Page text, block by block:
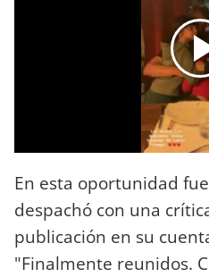
En esta oportunidad
despachó con una
publicación en su
"Finalmente reunidos.